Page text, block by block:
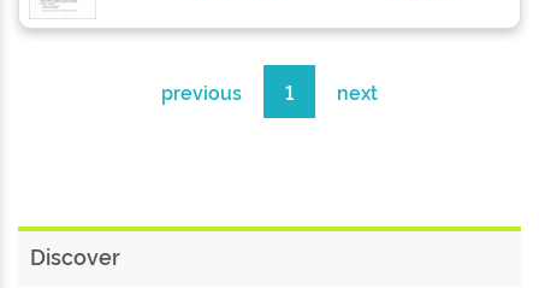
previous 1 next
Discover